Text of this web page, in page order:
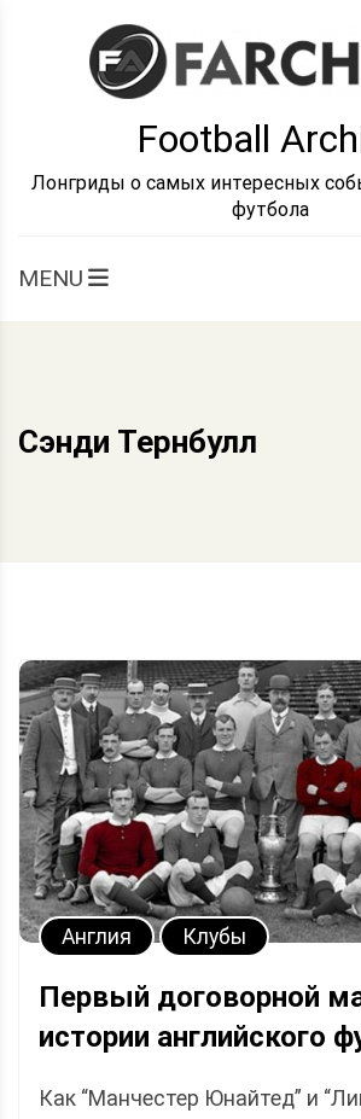
Football
Лонгриды о самых интересных
футбола
MENU
Сэнди Тернбулл
Англия Клубы
Первый договорной
истории английского
Как “Манчестер Юнайтед” и